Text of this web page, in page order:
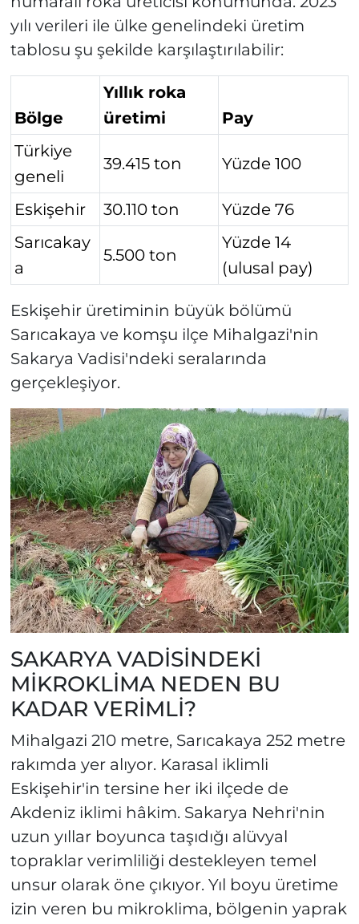
yılı verileri ile ülke genelindeki üretim
tablosu şu şekilde karşılaştırılabilir:
Bölge
Yıllık roka
üretimi
Pay
Türkiye
geneli
39.415 ton Yüzde 100
Eskişehir 30.110 ton
Yüzde 76
Sarıcakay
a
5.500 ton
Yüzde 14
(ulusal pay)
Eskişehir üretiminin büyük bölümü
Sarıcakaya ve komşu ilçe Mihalgazi'nin
Sakarya Vadisi'ndeki seralarında
gerçekleşiyor.
SAKARYA VADİSİNDEKİ
MİKROKLİMA NEDEN BU
KADAR VERİMLİ?
Mihalgazi 210 metre, Sarıcakaya 252 metre
rakımda yer alıyor. Karasal iklimli
Eskişehir'in tersine her iki ilçede de
Akdeniz iklimi hâkim. Sakarya Nehri'nin
uzun yıllar boyunca taşıdığı alüvyal
topraklar verimliliği destekleyen temel
unsur olarak öne çıkıyor. Yıl boyu üretime
izin veren bu mikroklima, bölgenin yaprak